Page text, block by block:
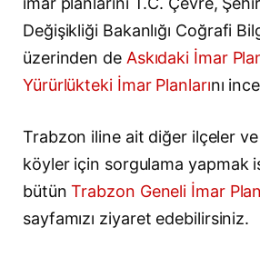
Değişikliği Bakanlığı Coğrafi
üzerinden de Askıdaki İmar
Yürürlükteki İmar Planlarını
Trabzon iline ait diğer ilçeler ve
köyler için sorgulama yapmak
bütünTrabzon Geneli İmar
sayfamızı ziyaret edebilirsiniz.